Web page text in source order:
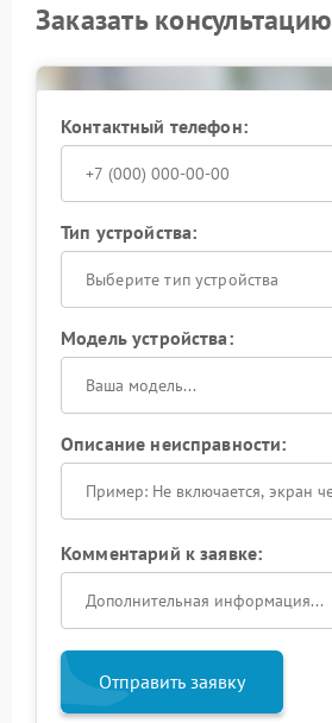
Заказать консультацию
Контактный телефон:
Тип устройства:
Выберите тип устройства
Модель устройства:
Описание неисправности:
Комментарий к заявке:
Отправить заявку